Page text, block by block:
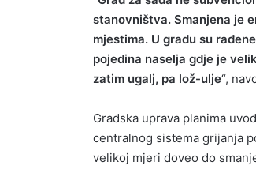
stanovništva. Smanjena je
mjestima. U gradu su
pojedina naselja gdje je
zatim ugalj, pa lož-ulje“,
Gradska uprava planima
centralnog sistema grijanja
velikoj mjeri doveo do